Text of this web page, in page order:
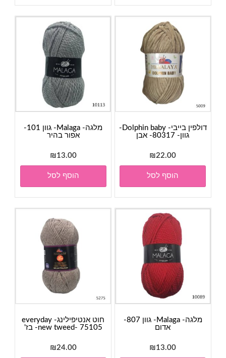
דולפין בייבי- Dolphin baby-
גוון- 80317- אבן
₪22.00
הוסף לסל
מלגה- Malaga- גוון 101-
אפור בהיר
₪13.00
הוסף לסל
מלגה- Malaga- גוון 807-
אדום
₪13.00
חוט אנטיפילינג- everyday
new tweed- 75105- בז'
₪24.00